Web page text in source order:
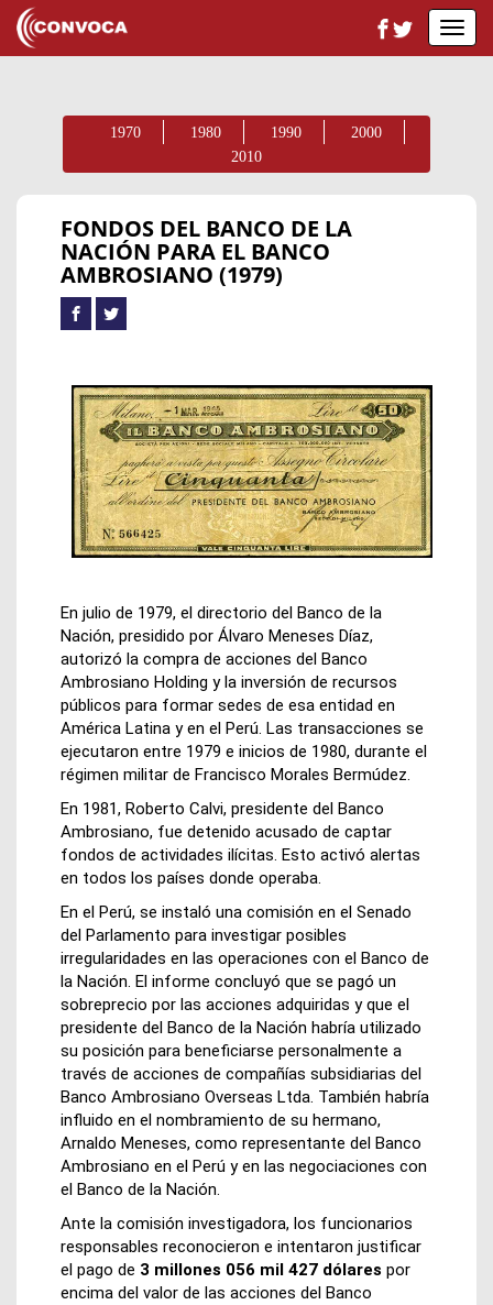
1970 1980 1990
2000
2010
FONDOS DEL BANCO DE LA
NACIÓN PARA EL BANCO
AMBROSIANO (1979)
En julio de 1979, el directorio del Banco de la
Nación, presidido por Álvaro Meneses Díaz,
autorizó la compra de acciones del Banco
Ambrosiano Holding y la inversión de recursos
públicos para formar sedes de esa entidad en
América Latina y en el Perú. Las transacciones se
ejecutaron entre 1979 e inicios de 1980, durante el
régimen militar de Francisco Morales Bermúdez.
En 1981, Roberto Calvi, presidente del Banco
Ambrosiano, fue detenido acusado de captar
fondos de actividades ilícitas. Esto activó alertas
en todos los países donde operaba.
En el Perú, se instaló una comisión en el Senado
del Parlamento para investigar posibles
irregularidades en las operaciones con el Banco de
la Nación. El informe concluyó que se pagó un
sobreprecio por las acciones adquiridas y que el
presidente del Banco de la Nación habría utilizado
su posición para beneficiarse personalmente a
través de acciones de compañías subsidiarias del
Banco Ambrosiano Overseas Ltda. También habría
influido en el nombramiento de su hermano,
Arnaldo Meneses, como representante del Banco
Ambrosiano en el Perú y en las negociaciones con
el Banco de la Nación.
Ante la comisión investigadora, los funcionarios
responsables reconocieron e intentaron justificar
el pago de 3 millones 056 mil 427 dólares por
encima del valor de las acciones del Banco